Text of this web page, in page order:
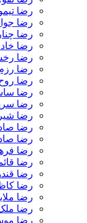
رضا تیموری
رضا جوان
رضا چناری
رضا خادمیان
رضا رخساری
رضا رزم آرا
رضا روح پور
رضا ساسان
رضا سرپرست
رضا شیری
رضا صادقی
رضا صادقی
رضا فرهادی
رضا قائمی
رضا قندهاری
رضا کاظم
رضا ملایی
رضا ملک زاده
رضا موسوی